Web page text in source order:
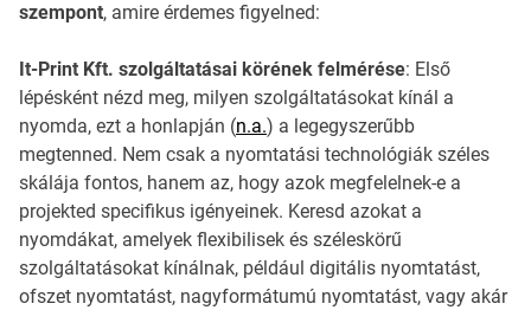
szempont, amire érdemes figyelned:
It-Print Kft. szolgáltatásai körének felmérése: Első
lépésként nézd meg, milyen szolgáltatásokat kínál a
nyomda, ezt a honlapján (n.a.) a legegyszerűbb
megtenned. Nem csak a nyomtatási technológiák széles
skálája fontos, hanem az, hogy azok megfelelnek-e a
projekted specifikus igényeinek. Keresd azokat a
nyomdákat, amelyek flexibilisek és széleskörű
szolgáltatásokat kínálnak, például digitális nyomtatást,
ofszet nyomtatást, nagyformátumú nyomtatást, vagy akár